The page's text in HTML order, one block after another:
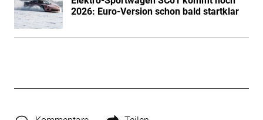
2026: Euro-Version schon bald startklar